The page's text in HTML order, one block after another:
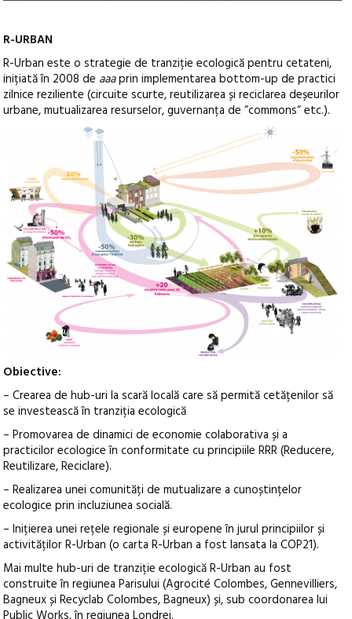
R-URBAN
R-Urban este o strategie de tranziție ecologică pentru cetateni,
inițiată în 2008 de aaaprin implementarea bottom-up de practici
zilnice reziliente (circuite scurte, reutilizarea și reciclarea deșeurilor
urbane, mutualizarea resurselor, guvernanța de “commons“ etc.).
Obiective:
– Crearea de hub-uri la scară locală care să permită cetățenilor să
se investească în tranziția ecologică
– Promovarea de dinamici de economie colaborativa și a
practicilor ecologice în conformitate cu principiile RRR (Reducere,
Reutilizare, Reciclare).
– Realizarea unei comunități de mutualizare a cunoștințelor
ecologice prin incluziunea socială.
– Inițierea unei rețele regionale și europene în jurul principiilor și
activităților R-Urban (o carta R-Urban a fost lansata la COP21).
Mai multe hub-uri de tranziție ecologică R-Urban au fost
construite în regiunea Parisului (Agrocité Colombes, Gennevilliers,
Bagneux și Recyclab Colombes, Bagneux) și, sub coordonarea lui